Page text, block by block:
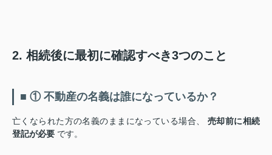
2. 相続後に最初に確認すべき3つのこと
■ ① 不動産の名義は誰になっているか？
亡くなられた方の名義のままになっている場合、 売却前に相続
登記が必要 です。